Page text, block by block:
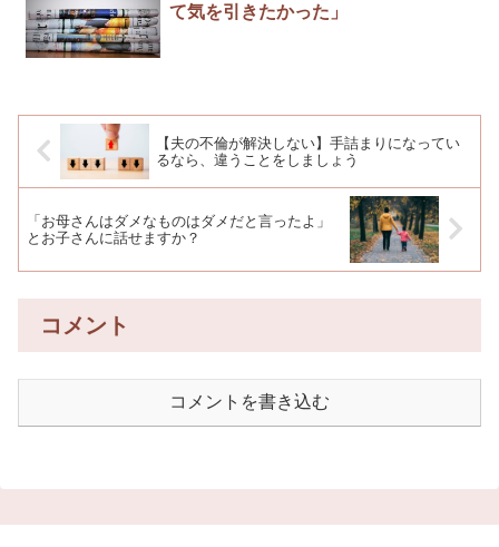
て気を引きたかった」
【夫の不倫が解決しない】手詰まりになってい
るなら、違うことをしましょう
「お母さんはダメなものはダメだと言ったよ」
とお子さんに話せますか？
コメント
コメントを書き込む